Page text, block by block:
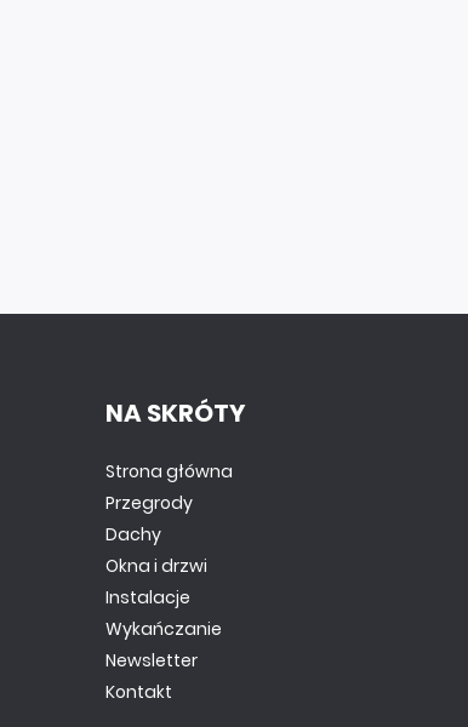
NA SKRÓTY
Strona główna
Przegrody
Dachy
Okna i drzwi
Instalacje
Wykańczanie
Newsletter
Kontakt